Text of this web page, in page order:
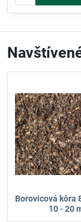
Borovicová kôra
10 - 20